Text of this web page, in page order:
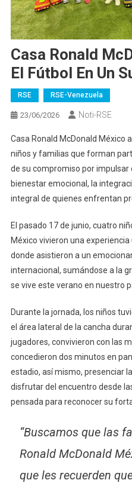
Casa Ronald
El Fútbol En Un
RSE RSE-Venezuela
23/06/2026 Noti-RSE
Casa Ronald McDonald México
niños y familias que forman
de su compromiso por impulsar
bienestar emocional, la
integral de quienes enfrentan
El pasado 17 de junio, cuatro
México vivieron una
donde asistieron a un
internacional, sumándose a la
se vive este verano en nuestro
Durante la jornada, los niños
el área lateral de la cancha
jugadores, convivieron con las
concedieron dos minutos en
estadio, así mismo, presenciar
disfrutar del encuentro desde
pensada para reconocer su
“Buscamos que las
Ronald McDonald
que les recuerden